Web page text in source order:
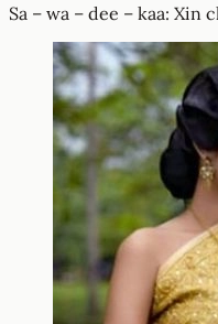
Sa – wa – dee – kaa: Xin